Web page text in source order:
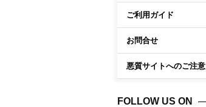
ご利用ガイド
お問合せ
悪質サイトへのご注意
FOLLOW US ON